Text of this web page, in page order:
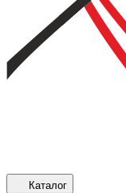
Каталог